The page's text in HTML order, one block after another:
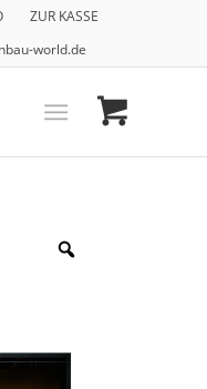
ZUR KASSE
world.de